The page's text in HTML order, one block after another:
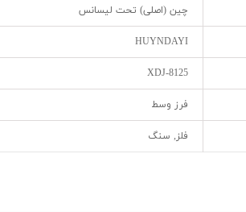
چین (اصلی) تحت لیسانس
HUYNDAYI
XDJ-8125
فرز وسط
فلز, سنگ